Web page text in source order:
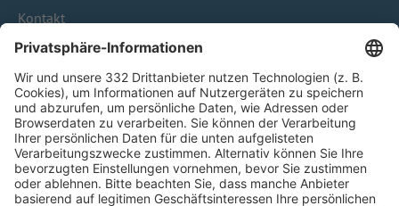
Kontakt
HÄUFIG BESUCHTE SEITEN
Pässe und Vereinswechsel
Trainerausbildung
Schulungsangebot Vereinsmitarbeiter
BFV-Geschäftsstellen